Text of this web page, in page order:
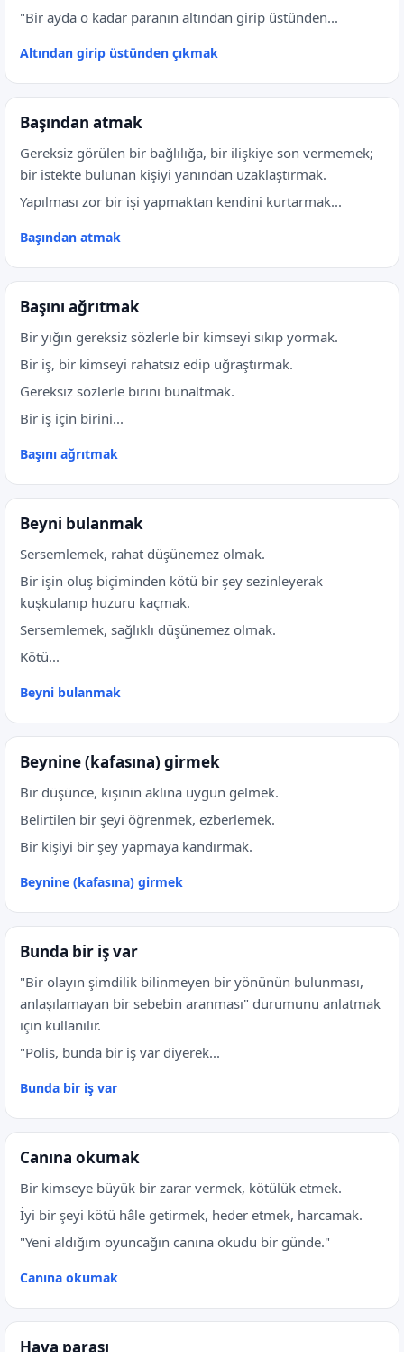
"Bir ayda o kadar paranın altından girip üstünden...
Altından girip üstünden çıkmak
Başından atmak
Gereksiz görülen bir bağlılığa, bir ilişkiye son vermemek;
bir istekte bulunan kişiyi yanından uzaklaştırmak.
Yapılması zor bir işi yapmaktan kendini kurtarmak...
Başından atmak
Başını ağrıtmak
Bir yığın gereksiz sözlerle bir kimseyi sıkıp yormak.
Bir iş, bir kimseyi rahatsız edip uğraştırmak.
Gereksiz sözlerle birini bunaltmak.
Bir iş için birini...
Başını ağrıtmak
Beyni bulanmak
Sersemlemek, rahat düşünemez olmak.
Bir işin oluş biçiminden kötü bir şey sezinleyerak
kuşkulanıp huzuru kaçmak.
Sersemlemek, sağlıklı düşünemez olmak.
Kötü...
Beyni bulanmak
Beynine (kafasına) girmek
Bir düşünce, kişinin aklına uygun gelmek.
Belirtilen bir şeyi öğrenmek, ezberlemek.
Bir kişiyi bir şey yapmaya kandırmak.
Beynine (kafasına) girmek
Bunda bir iş var
"Bir olayın şimdilik bilinmeyen bir yönünün bulunması,
anlaşılamayan bir sebebin aranması" durumunu anlatmak
için kullanılır.
"Polis, bunda bir iş var diyerek...
Bunda bir iş var
Canına okumak
Bir kimseye büyük bir zarar vermek, kötülük etmek.
İyi bir şeyi kötü hâle getirmek, heder etmek, harcamak.
"Yeni aldığım oyuncağın canına okudu bir günde."
Canına okumak
Hava parası